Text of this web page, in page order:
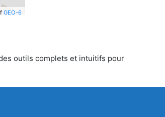
GEO-6
outils complets et intuitifs pour